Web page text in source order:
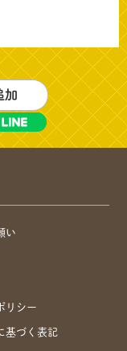
加
い
リシー
基づく表記